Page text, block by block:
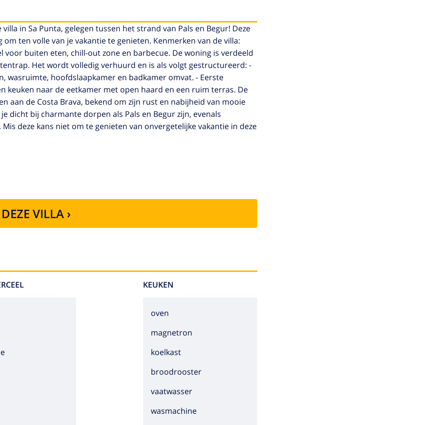
in Sa Punta, gelegen tussen het strand van Pals en Begur! Deze
ten volle van je vakantie te genieten. Kenmerken van de villa:
buiten eten, chill-out zone en barbecue. De woning is verdeeld
Het wordt volledig verhuurd en is als volgt gestructureerd: -
wasruimte, hoofdslaapkamer en badkamer omvat. - Eerste
keuken naar de eetkamer met open haard en een ruim terras. De
aan de Costa Brava, bekend om zijn rust en nabijheid van mooie
dicht bij charmante dorpen als Pals en Begur zijn, evenals
deze kans niet om te genieten van onvergetelijke vakantie in deze
VILLA ›
KEUKEN
oven
magnetron
koelkast
broodrooster
vaatwasser
wasmachine